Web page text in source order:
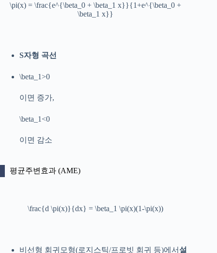
\pi(x) = \frac{e^{\beta_0 + \beta_1 x}}{1+e^{\beta_0 +
\beta_1 x}}
S자형 곡선
\beta_1>0
이면 증가,
\beta_1<0
이면 감소
평균주변효과 (AME)
\frac{d \pi(x)}{dx} = \beta_1 \pi(x)(1-\pi(x))
비선형 회귀모형(로지스틱/프로빗 회귀 등)에서설